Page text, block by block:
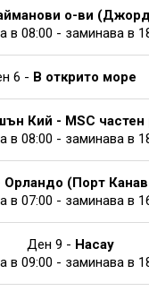
о-ви
в 08:00 - заминава в
6 - В открито море
Кий - MSC частен
в 08:00 - заминава в
Орландо (Порт
в 07:00 - заминава в
Ден 9 - Насау
в 09:00 - заминава в